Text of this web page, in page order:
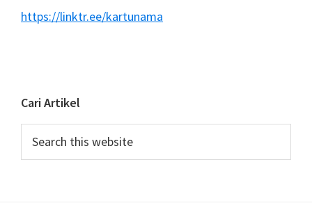
https://linktr.ee/kartunama
Cari Artikel